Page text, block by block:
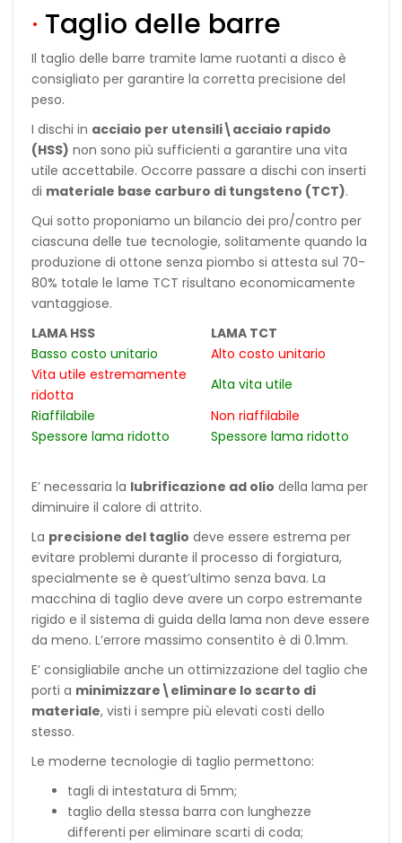
· Taglio delle barre
Il taglio delle barre tramite lame ruotanti a disco è
consigliato per garantire la corretta precisione del
peso.
I dischi in acciaio per utensili\acciaio rapido
(HSS) non sono più sufficienti a garantire una vita
utile accettabile. Occorre passare a dischi con inserti
di materiale base carburo di tungsteno (TCT).
Qui sotto proponiamo un bilancio dei pro/contro per
ciascuna delle tue tecnologie, solitamente quando la
produzione di ottone senza piombo si attesta sul 70-
80% totale le lame TCT risultano economicamente
vantaggiose.
LAMA HSS
LAMA TCT
Basso costo unitario
Alto costo unitario
Vita utile estremamente
ridotta
Alta vita utile
Riaffilabile
Non riaffilabile
Spessore lama ridotto
Spessore lama ridotto
E’ necessaria la lubrificazione ad olio della lama per
diminuire il calore di attrito.
La precisione del taglio deve essere estrema per
evitare problemi durante il processo di forgiatura,
specialmente se è quest’ultimo senza bava. La
macchina di taglio deve avere un corpo estremante
rigido e il sistema di guida della lama non deve essere
da meno. L’errore massimo consentito è di 0.1mm.
E’ consigliabile anche un ottimizzazione del taglio che
porti a minimizzare\eliminare lo scarto di
materiale, visti i sempre più elevati costi dello
stesso.
Le moderne tecnologie di taglio permettono:
tagli di intestatura di 5mm;
taglio della stessa barra con lunghezze
differenti per eliminare scarti di coda;